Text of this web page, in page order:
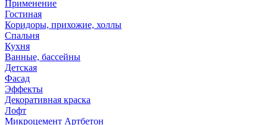
Применение
Гостиная
Коридоры, прихожие, холлы
Спальня
Кухня
Ванные, бассейны
Детская
Фасад
Эффекты
Декоративная краска
Лофт
Микроцемент Артбетон